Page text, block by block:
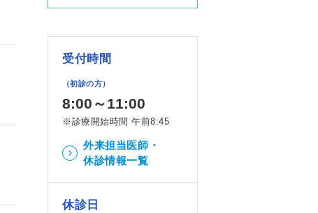
受付時間
（初診の方）
8:00～11:00
※診療開始時間 午前8:45
外来担当医師・
休診情報一覧
休診日